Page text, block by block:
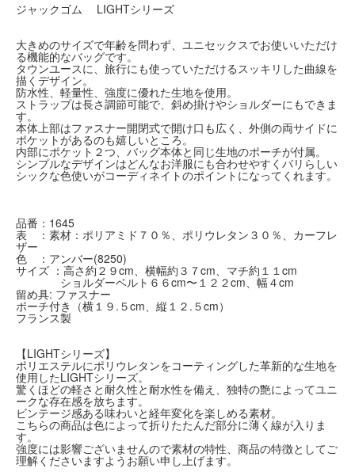
ジャックゴム LIGHTシリーズ
大きめのサイズで年齢を問わず、ユニセックスでお使いいただけ
る機能的なバッグです。
タウンユースに、旅行にも使っていただけるスッキリした曲線を
描くデザイン。
防水性、軽量性、強度に優れた生地を使用。
ストラップは長さ調節可能で、斜め掛けやショルダーにもできま
す。
本体上部はファスナー開閉式で開け口も広く、外側の両サイドに
ポケットがあるのも嬉しいところ。
内部にポケット２つ、バッグ本体と同じ生地のポーチが付属。
シンプルなデザインはどんなお洋服にも合わせやすくパリらしい
シックな色使いがコーディネイトのポイントになってくれます。
品番：1645
表 ：素材：ポリアミド７０％、ポリウレタン３０％、カーフレ
ザー
色 ：アンバー(8250)
サイズ ：高さ約２９cm、横幅約３７cm、マチ約１１cm
ショルダーベルト６６cm〜１２２cm、幅４cm
留め具: ファスナー
ポーチ付き（横１９.５cm、縦１２.５cm）
フランス製
【LIGHTシリーズ】
ポリエステルにポリウレタンをコーティングした革新的な生地を
使用したLIGHTシリーズ。
驚くほどの軽さと耐久性と耐水性を備え、独特の艶によってユニ
ークな存在感を放ちます。
ビンテージ感ある味わいと経年変化を楽しめる素材。
こちらの商品は色によって折りたたんだ部分に薄く線が入りま
す。
強度には影響ございませんので素材の特性、商品の特徴としてご
理解くださいますようお願い申し上げます。